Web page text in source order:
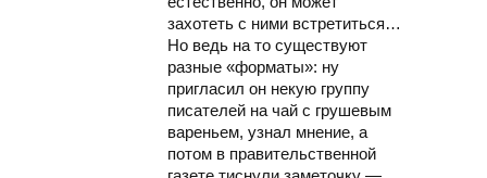
захотеть с ними встретиться…
Но ведь на то существуют
разные «форматы»: ну
пригласил он некую группу
писателей на чай с грушевым
вареньем, узнал мнение, а
потом в правительственной